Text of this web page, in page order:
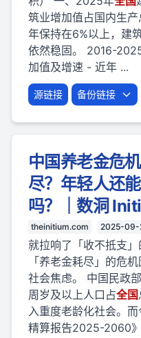
筑业增加值占国内生
年保持在6%以上，建
依然稳固。 2016-
加值及增速 - 近年 ...
源链接 备份链接
中国养老金危
尽？年轻人还
吗？｜数洞
theinitium.com 2025-09-
就拉响了「收不抵支」
「养老金耗尽」的危
社会焦虑。 中国民政
周岁及以上人口占全国
入重度老龄化社会。
精算报告2025-2060